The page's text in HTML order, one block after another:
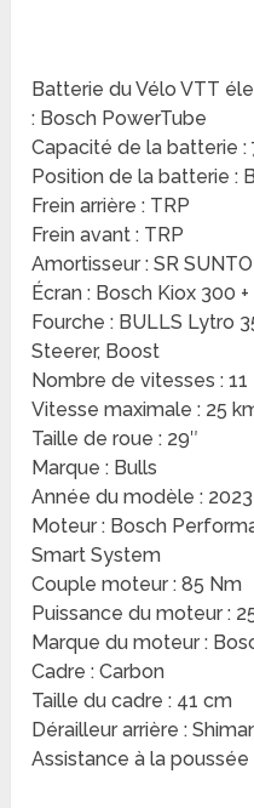
Batterie du Vélo VTT
: Bosch PowerTube
Capacité de la batterie :
Position de la batterie :
Frein arrière : TRP
Frein avant : TRP
Amortisseur : SR
Écran : Bosch Kiox 300
Fourche : BULLS Lytro
Steerer, Boost
Nombre de vitesses : 11
Vitesse maximale : 25
Taille de roue : 29″
Marque : Bulls
Année du modèle : 2023
Moteur : Bosch
Smart System
Couple moteur : 85 Nm
Puissance du moteur :
Marque du moteur :
Cadre : Carbon
Taille du cadre : 41 cm
Dérailleur arrière :
Assistance à la poussée